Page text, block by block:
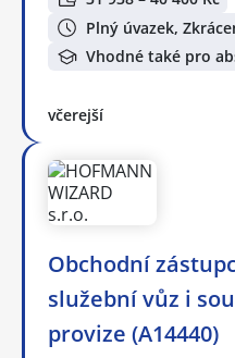
Plný úvazek,
Vhodné také pro
včerejší
Obchodní
služební vůz i
provize (A14440)